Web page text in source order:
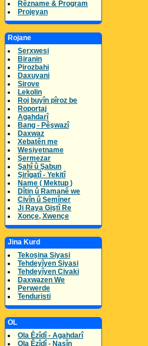
Rêzname & Program
Projeyan
Rojane
Serxwesi
Biranin
Pirozbahi
Daxuyani
Sirove
Lekolin
Roj buyîn pîroz be
Roportaj
Agahdarî
Bang - Pêşwazî
Daxwaz
Xebatên me
Wesiyetname
Şermezar
Şahî û Şabun
Şirîgatî - Yekitî
Name ( Mektup )
Dîtin û Ramanê we
Civîn û Semîner
Ji Raya Giştî Re
Xonçe, Xwençe
Jina Kurd
Tekoşina Siyasi
Tehdeyîyen Siyasi
Tehdeyîyen Civaki
Daxwazen We
Perwerde
Tenduristi
OL
Ola Êzîdî - Agahdarî
Ola Êzîdî - Nasîn